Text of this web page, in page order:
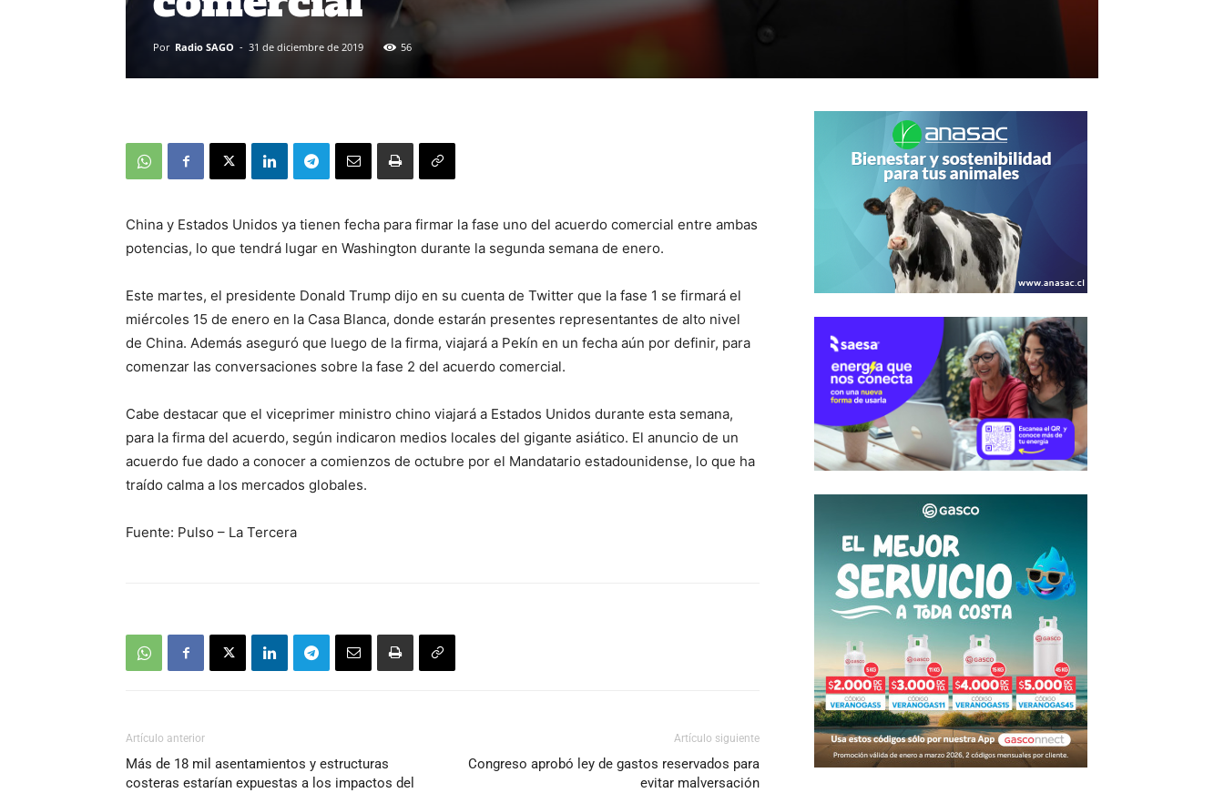
Por Radio SAGO - 31 de diciembre de 2019 56
China y Estados Unidos ya tienen fecha para firmar la fase uno del acuerdo comercial entre ambas
potencias, lo que tendrá lugar en Washington durante la segunda semana de enero.
Este martes, el presidente Donald Trump dijo en su cuenta de Twitter que la fase 1 se firmará el
miércoles 15 de enero en la Casa Blanca, donde estarán presentes representantes de alto nivel
de China. Además aseguró que luego de la firma, viajará a Pekín en un fecha aún por definir, para
comenzar las conversaciones sobre la fase 2 del acuerdo comercial.
Cabe destacar que el viceprimer ministro chino viajará a Estados Unidos durante esta semana,
para la firma del acuerdo, según indicaron medios locales del gigante asiático. El anuncio de un
acuerdo fue dado a conocer a comienzos de octubre por el Mandatario estadounidense, lo que ha
traído calma a los mercados globales.
Fuente: Pulso – La Tercera
Artículo anterior
Más de 18 mil asentamientos y estructuras
costeras estarían expuestas a los impactos del
Artículo siguiente
Congreso aprobó ley de gastos reservados para
evitar malversación